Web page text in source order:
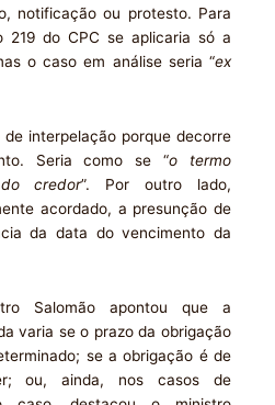
notificação ou protesto. Para
219 do CPC se aplicaria só a
o caso em análise seria “ex
de interpelação porque decorre
Seria como se “o termo
credor”. Por outro lado,
acordado, a presunção de
da data do vencimento da
Salomão apontou que a
varia se o prazo da obrigação
se a obrigação é de
ou, ainda, nos casos de